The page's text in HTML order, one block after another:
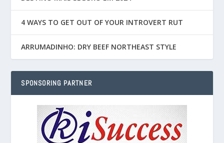
4 WAYS TO GET OUT OF YOUR INTROVERT RUT
ARRUMADINHO: DRY BEEF NORTHEAST STYLE
SPONSORING PARTNER